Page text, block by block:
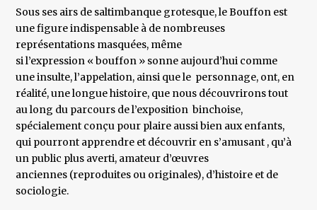
Sous ses airs de saltimbanque grotesque, le Bouffon est
une figure indispensable à de nombreuses
représentations masquées, même
si l’expression « bouffon » sonne aujourd’hui comme
une insulte, l’appelation, ainsi que le personnage, ont, en
réalité, une longue histoire, que nous découvrirons tout
au long du parcours de l’exposition binchoise,
spécialement conçu pour plaire aussi bien aux enfants,
qui pourront apprendre et découvrir en s’amusant , qu’à
un public plus averti, amateur d’œuvres
anciennes (reproduites ou originales), d’histoire et de
sociologie.